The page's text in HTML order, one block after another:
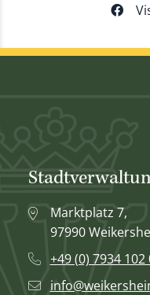
Marktplatz 7,
97990
+49 (0) 7934 102